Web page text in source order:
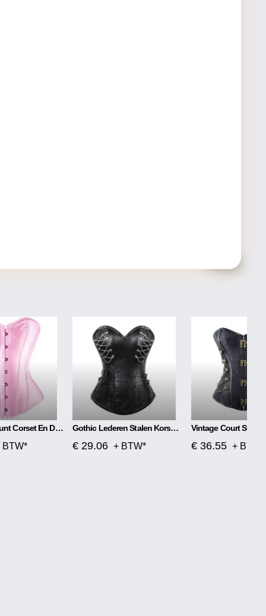
Jurk Dieptepunt Corset En Dunne Taille Corset
BTW*
Gothic Lederen Stalen Korset Met Ritssluiting
€ 29.06 + BTW* € 36.55 + BTW*